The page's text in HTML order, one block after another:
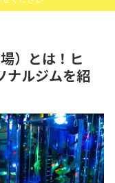
）とは！ヒ
ナルジムを紹